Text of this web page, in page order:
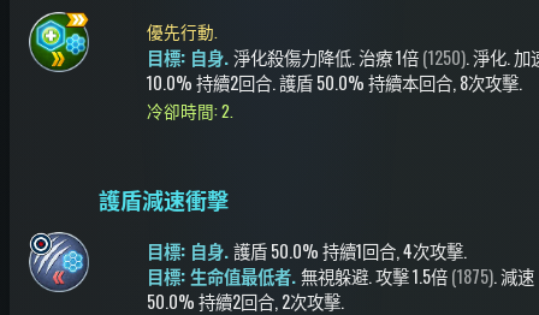
優先行動.
目標: 自身.淨化殺傷力降低.治療1倍(1250).淨化.加
10.0%持續2回合.護盾50.0%持續本回合, 8次攻擊.
冷卻時間: 2.
護盾減速衝擊
目標: 自身.護盾50.0%持續1回合, 4次攻擊.
目標: 生命值最低者.無視躲避.攻擊1.5倍(1875).減速
50.0%持續2回合, 2次攻擊.